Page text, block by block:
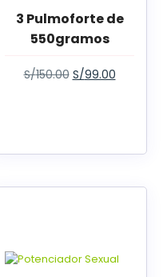
3 Pulmoforte de
550gramos
S/150.00 S/99.00